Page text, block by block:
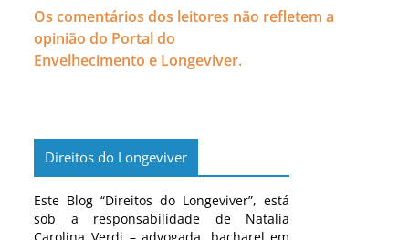
Os comentários dos leitores não refletem a
opinião do Portal do
Envelhecimento e Longeviver.
Direitos do Longeviver
Este Blog “Direitos do Longeviver”, está
sob a responsabilidade de Natalia
Carolina Verdi – advogada, bacharel em